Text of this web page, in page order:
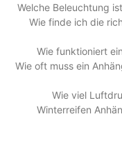
Welche Beleuchtung
Wie finde ich die
Wie funktioniert
Wie oft muss ein
Wie viel
Winterreifen